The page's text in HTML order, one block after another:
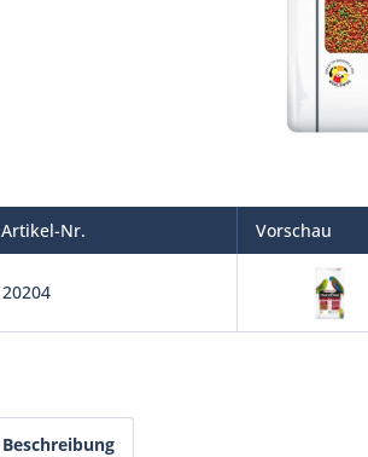
Artikel-Nr. Vorschau
20204
Beschreibung